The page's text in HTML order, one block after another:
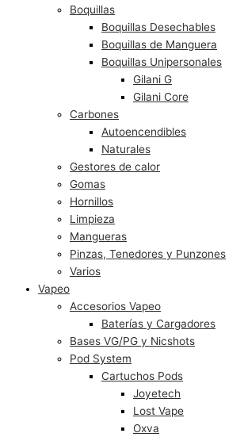
Boquillas
Boquillas Desechables
Boquillas de Manguera
Boquillas Unipersonales
Gilani G
Gilani Core
Carbones
Autoencendibles
Naturales
Gestores de calor
Gomas
Hornillos
Limpieza
Mangueras
Pinzas, Tenedores y Punzones
Varios
Vapeo
Accesorios Vapeo
Baterías y Cargadores
Bases VG/PG y Nicshots
Pod System
Cartuchos Pods
Joyetech
Lost Vape
Oxva